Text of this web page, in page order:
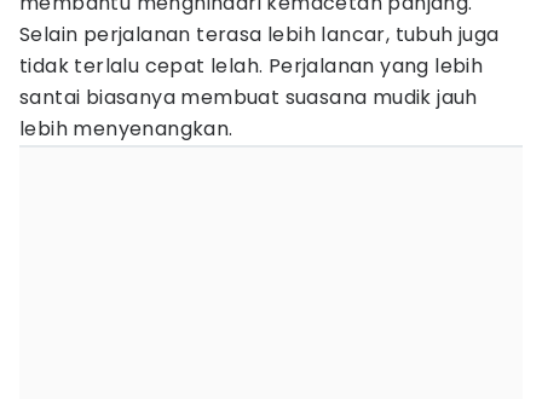
Selain perjalanan terasa lebih lancar, tubuh juga
tidak terlalu cepat lelah. Perjalanan yang lebih
santai biasanya membuat suasana mudik jauh
lebih menyenangkan.